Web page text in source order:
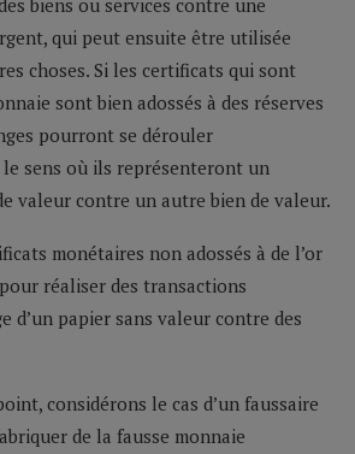
qui peut ensuite être utilisée
choses. Si les certificats qui sont
sont bien adossés à des réserves
pourront se dérouler
sens où ils représenteront un
valeur contre un autre bien de valeur.
monétaires non adossés à de l’or
réaliser des transactions
d’un papier sans valeur contre des
considérons le cas d’un faussaire
de la fausse monnaie